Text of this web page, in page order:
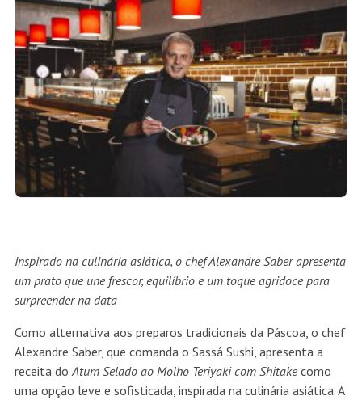
Inspirado na culinária asiática, o chef Alexandre Saber apresenta
um prato que une frescor, equilíbrio e um toque agridoce para
surpreender na data
Como alternativa aos preparos tradicionais da Páscoa, o chef
Alexandre Saber, que comanda o Sassá Sushi, apresenta a
receita do Atum Selado ao Molho Teriyaki com Shitakecomo
uma opção leve e sofisticada, inspirada na culinária asiática. A